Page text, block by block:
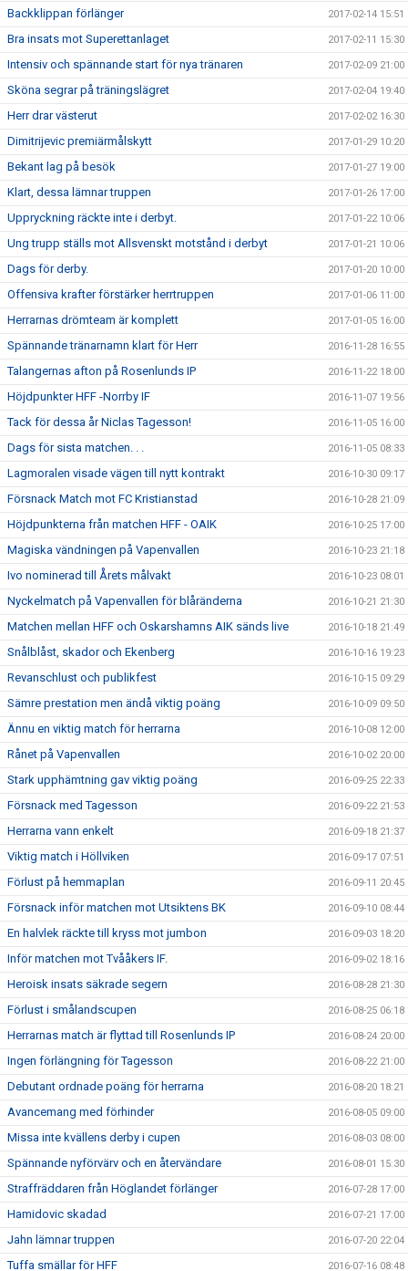
Backklippan förlänger 2017-02-14 15:51
Bra insats mot Superettanlaget 2017-02-11 15:30
Intensiv och spännande start för nya tränaren 2017-02-09 21:00
Sköna segrar på träningslägret 2017-02-04 19:40
Herr drar västerut 2017-02-02 16:30
Dimitrijevic premiärmålskytt 2017-01-29 10:20
Bekant lag på besök 2017-01-27 19:00
Klart, dessa lämnar truppen 2017-01-26 17:00
Uppryckning räckte inte i derbyt. 2017-01-22 10:06
Ung trupp ställs mot Allsvenskt motstånd i derbyt 2017-01-21 10:06
Dags för derby. 2017-01-20 10:00
Offensiva krafter förstärker herrtruppen 2017-01-06 11:00
Herrarnas drömteam är komplett 2017-01-05 16:00
Spännande tränarnamn klart för Herr 2016-11-28 16:55
Talangernas afton på Rosenlunds IP 2016-11-22 18:00
Höjdpunkter HFF -Norrby IF 2016-11-07 19:56
Tack för dessa år Niclas Tagesson! 2016-11-05 16:00
Dags för sista matchen. . . 2016-11-05 08:33
Lagmoralen visade vägen till nytt kontrakt 2016-10-30 09:17
Försnack Match mot FC Kristianstad 2016-10-28 21:09
Höjdpunkterna från matchen HFF - OAIK 2016-10-25 17:00
Magiska vändningen på Vapenvallen 2016-10-23 21:18
Ivo nominerad till Årets målvakt 2016-10-23 08:01
Nyckelmatch på Vapenvallen för blåränderna 2016-10-21 21:30
Matchen mellan HFF och Oskarshamns AIK sänds live 2016-10-18 21:49
Snålblåst, skador och Ekenberg 2016-10-16 19:23
Revanschlust och publikfest 2016-10-15 09:29
Sämre prestation men ändå viktig poäng 2016-10-09 09:50
Ännu en viktig match för herrarna 2016-10-08 12:00
Rånet på Vapenvallen 2016-10-02 20:00
Stark upphämtning gav viktig poäng 2016-09-25 22:33
Försnack med Tagesson 2016-09-22 21:53
Herrarna vann enkelt 2016-09-18 21:37
Viktig match i Höllviken 2016-09-17 07:51
Förlust på hemmaplan 2016-09-11 20:45
Försnack inför matchen mot Utsiktens BK 2016-09-10 08:44
En halvlek räckte till kryss mot jumbon 2016-09-03 18:20
Inför matchen mot Tvååkers IF. 2016-09-02 18:16
Heroisk insats säkrade segern 2016-08-28 21:30
Förlust i smålandscupen 2016-08-25 06:18
Herrarnas match är flyttad till Rosenlunds IP 2016-08-24 20:00
Ingen förlängning för Tagesson 2016-08-22 21:00
Debutant ordnade poäng för herrarna 2016-08-20 18:21
Avancemang med förhinder 2016-08-05 09:00
Missa inte kvällens derby i cupen 2016-08-03 08:00
Spännande nyförvärv och en återvändare 2016-08-01 15:30
Straffräddaren från Höglandet förlänger 2016-07-28 17:00
Hamidovic skadad 2016-07-21 17:00
Jahn lämnar truppen 2016-07-20 22:04
Tuffa smällar för HFF 2016-07-16 08:48